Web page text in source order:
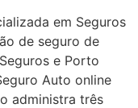
em Seguros
de seguro de
e Porto
Auto online
administra três